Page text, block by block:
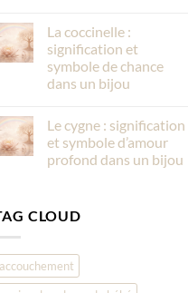
La coccinelle :
signification et
symbole de chance
dans un bijou
Le cygne : signification
et symbole d’amour
profond dans un bijou
CLOUD
accouchement